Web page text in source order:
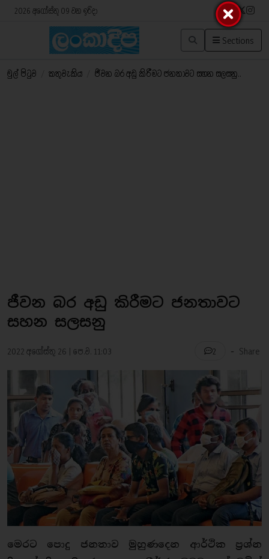
2026 අගෝස්තු 09 වන ඉරිදා
Sections
මුල් පිටුව කතුවැකිය ජීවන බර අඩු කිරීමට ජනතාවට සහන සලසනු..
ජීවන බර අඩු කිරීමට ජනතාවට
සහන සලසනු
2022 අගෝස්තු 26 | පෙ.ව. 11:03 2 - Share
මෙරට පොදු ජනතාව මුහුණදෙන ආර්ථික ප්‍රශ්න